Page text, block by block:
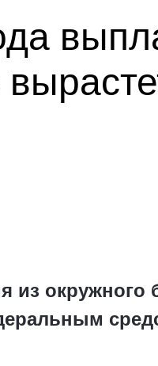
из окружного